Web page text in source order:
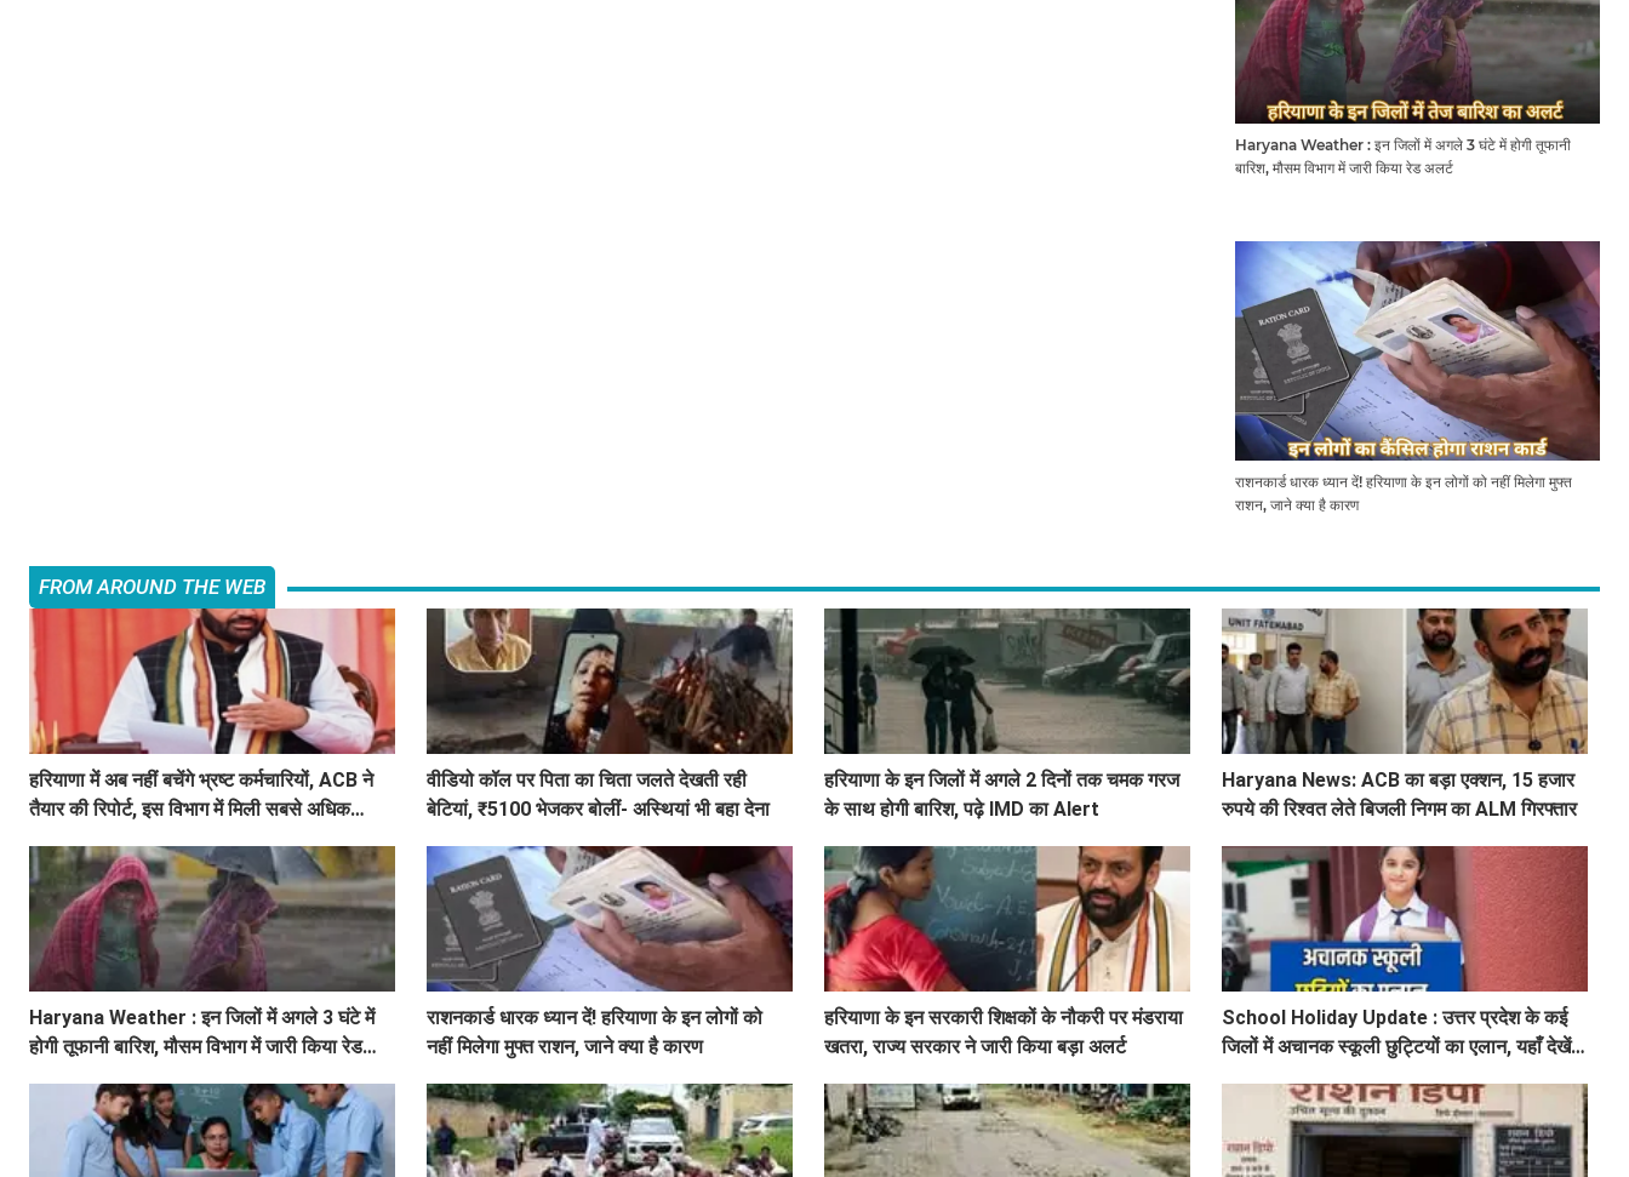
Haryana Weather : इन जिलों में अगले 3 घंटे में होगी तूफानी
बारिश, मौसम विभाग में जारी किया रेड अलर्ट
राशनकार्ड धारक ध्यान दें! हरियाणा के इन लोगों को नहीं मिलेगा मुफ्त
राशन, जाने क्या है कारण
FROM AROUND THE WEB
हरियाणा में अब नहीं बचेंगे भ्रष्ट कर्मचारियों, ACB ने
तैयार की रिपोर्ट, इस विभाग में मिली सबसे अधिक
वीडियो कॉल पर पिता का चिता जलते देखती रही
बेटियां, ₹5100 भेजकर बोलीं- अस्थियां भी बहा देना
हरियाणा के इन जिलों में अगले 2 दिनों तक चमक गरज
के साथ होगी बारिश, पढ़े IMD का Alert
Haryana News: ACB का बड़ा एक्शन, 15 हजार
रुपये की रिश्वत लेते बिजली निगम का ALM गिरफ्तार
Haryana Weather : इन जिलों में अगले 3 घंटे में
होगी तूफानी बारिश, मौसम विभाग में जारी किया रेड
राशनकार्ड धारक ध्यान दें! हरियाणा के इन लोगों को
नहीं मिलेगा मुफ्त राशन, जाने क्या है कारण
हरियाणा के इन सरकारी शिक्षकों के नौकरी पर मंडराया
खतरा, राज्य सरकार ने जारी किया बड़ा अलर्ट
School Holiday Update : उत्तर प्रदेश के कई
जिलों में अचानक स्कूली छुट्टियों का एलान, यहाँ देखें